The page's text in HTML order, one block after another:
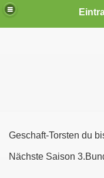
Geschaft-Torsten du
Nächste Saison